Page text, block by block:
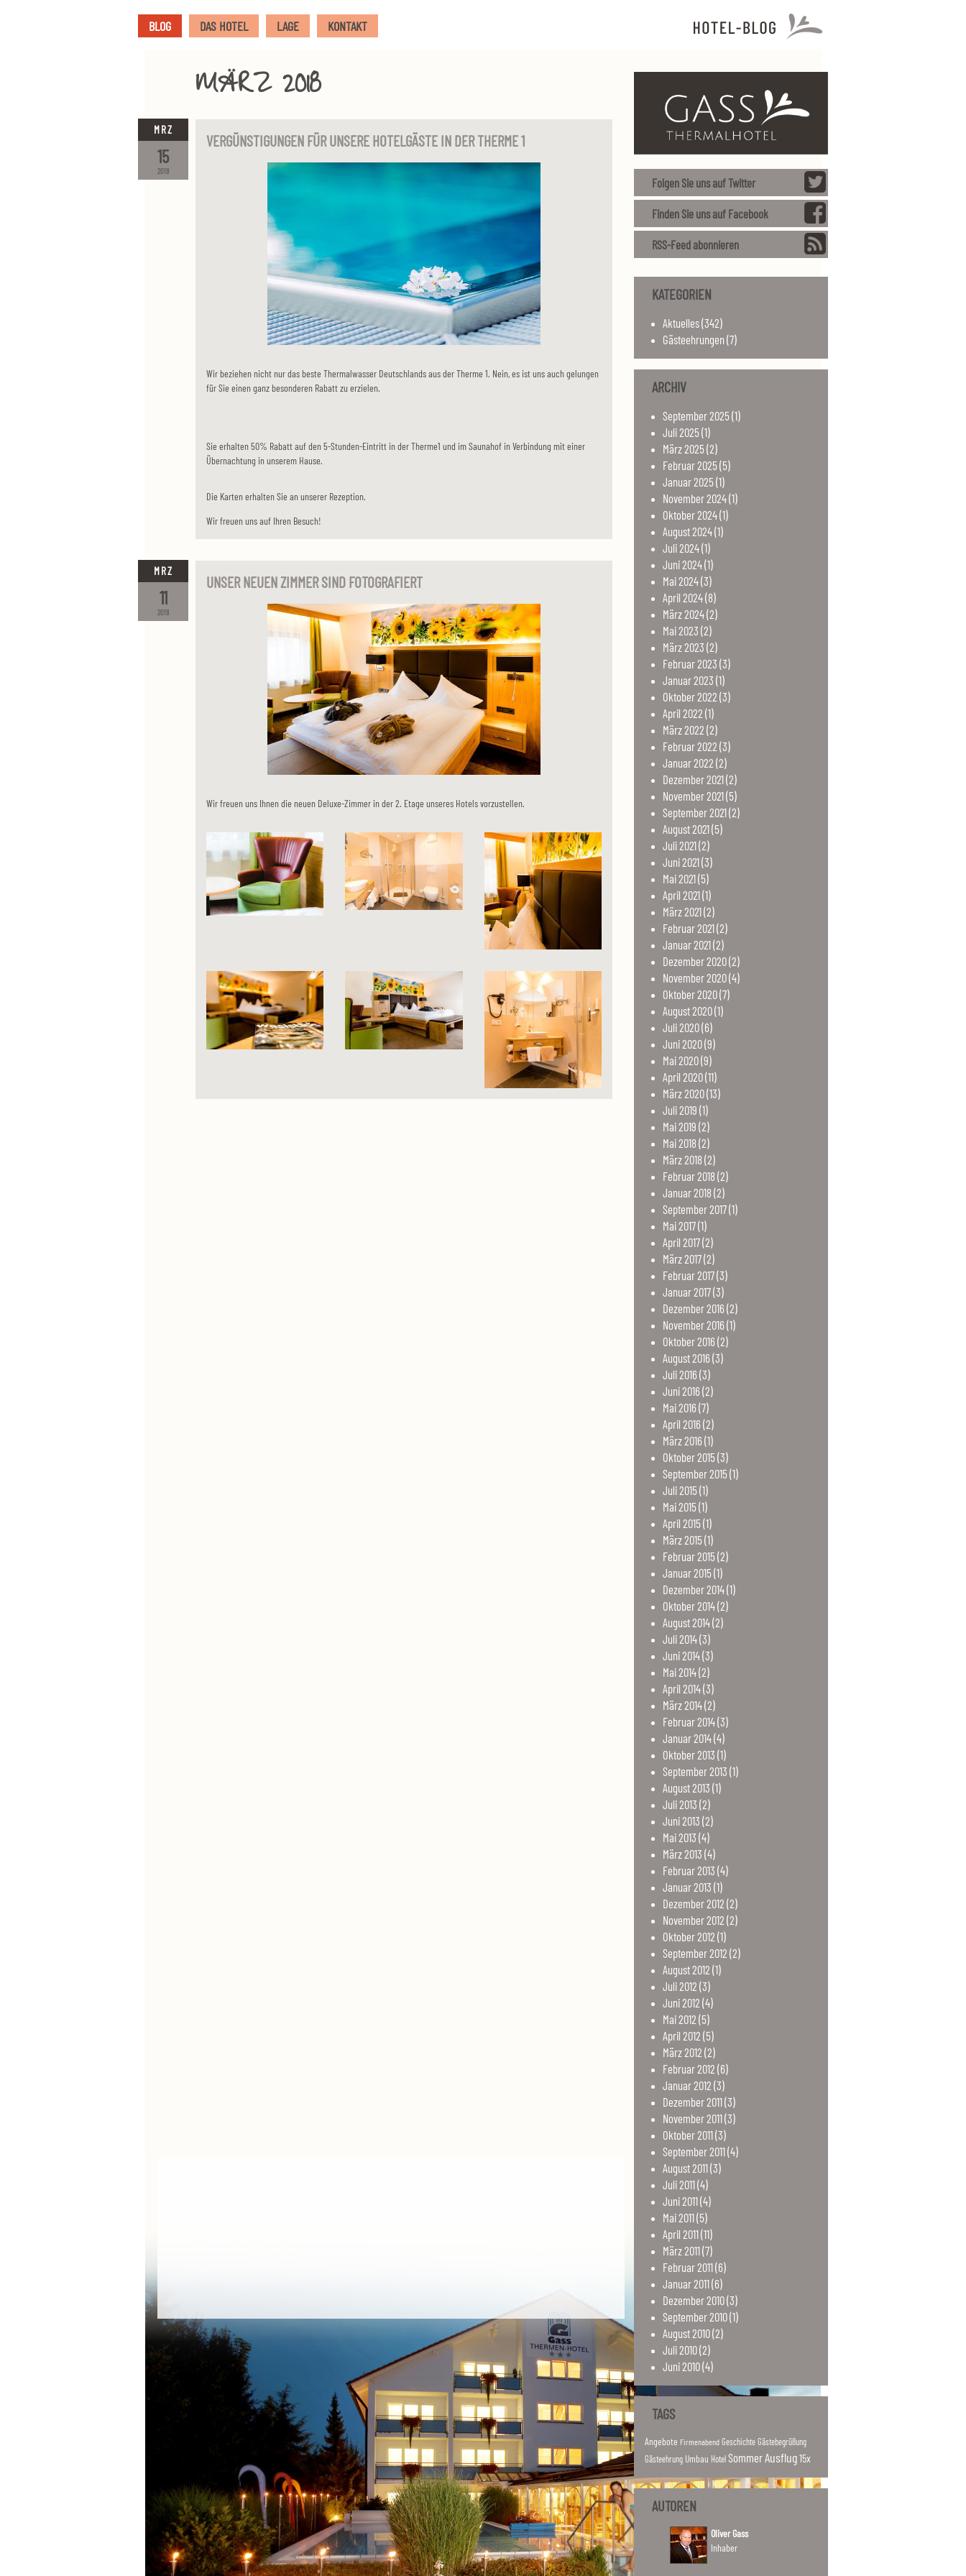
Folgen Sie uns auf Twitter
Finden Sie uns auf Facebook
RSS-Feed abonnieren
BLOG DAS HOTEL LAGE KONTAKT
MÄRZ 2018
2018
15
MRZ
VERGÜNSTIGUNGEN FÜR UNSERE HOTELGÄSTE IN DER THERME 1
Wir beziehen nicht nur das beste Thermalwasser Deutschlands aus der Therme 1. Nein, es ist uns auch gelungen
für Sie einen ganz besonderen Rabatt zu erzielen.
Sie erhalten 50% Rabatt auf den 5-Stunden-Eintritt in der Therme1 und im Saunahof in Verbindung mit einer
Übernachtung in unserem Hause.
Die Karten erhalten Sie an unserer Rezeption.
Wir freuen uns auf Ihren Besuch!
2018
11
MRZ
UNSER NEUEN ZIMMER SIND FOTOGRAFIERT
Wir freuen uns Ihnen die neuen Deluxe-Zimmer in der 2. Etage unseres Hotels vorzustellen.
KATEGORIEN
Aktuelles(342)
Gästeehrungen (7)
ARCHIV
September2025(1)
Juli2025(1)
März2025(2)
Februar2025(5)
Januar2025(1)
November2024(1)
Oktober2024(1)
August2024(1)
Juli2024(1)
Juni2024(1)
Mai2024(3)
April 2024(8)
März2024(2)
Mai2023 (2)
März2023 (2)
Februar2023 (3)
Januar2023 (1)
Oktober2022 (3)
April 2022 (1)
März2022 (2)
Februar2022 (3)
Januar2022 (2)
Dezember2021(2)
November2021(5)
September2021(2)
August2021(5)
Juli2021(2)
Juni2021(3)
Mai2021(5)
April 2021(1)
März2021(2)
Februar2021(2)
Januar2021(2)
Dezember2020(2)
November2020(4)
Oktober2020(7)
August2020(1)
Juli2020(6)
Juni2020(9)
Mai2020(9)
April 2020(11)
März2020(13)
Juli2019 (1)
Mai2019 (2)
Mai2018 (2)
März2018 (2)
Februar2018 (2)
Januar2018 (2)
September2017(1)
Mai2017(1)
April 2017(2)
März2017(2)
Februar2017(3)
Januar2017(3)
Dezember2016(2)
November2016(1)
Oktober2016(2)
August2016(3)
Juli2016(3)
Juni2016(2)
Mai2016(7)
April 2016(2)
März2016(1)
Oktober2015(3)
September2015(1)
Juli2015(1)
Mai2015(1)
April 2015(1)
März2015(1)
Februar2015(2)
Januar2015(1)
Dezember2014(1)
Oktober2014(2)
August2014(2)
Juli2014(3)
Juni2014(3)
Mai2014(2)
April 2014(3)
März2014(2)
Februar2014(3)
Januar2014(4)
Oktober2013 (1)
September2013 (1)
August2013 (1)
Juli2013 (2)
Juni2013 (2)
Mai2013 (4)
März2013 (4)
Februar2013 (4)
Januar2013 (1)
Dezember2012 (2)
November2012 (2)
Oktober2012 (1)
September2012 (2)
August2012 (1)
Juli2012 (3)
Juni2012 (4)
Mai2012 (5)
April 2012 (5)
März2012 (2)
Februar2012 (6)
Januar2012 (3)
Dezember2011(3)
November2011(3)
Oktober2011(3)
September2011(4)
August2011(3)
Juli2011(4)
Juni2011(4)
Mai2011(5)
April 2011(11)
März2011(7)
Februar2011(6)
Januar2011(6)
Dezember2010(3)
September2010(1)
August2010(2)
Juli2010(2)
Juni2010(4)
TAGS
Angebote Firmenabend Geschichte Gästebegrüßung
Gästeehrung Umbau HotelSommerAusflug15x
AUTOREN
Oliver Gass
Inhaber